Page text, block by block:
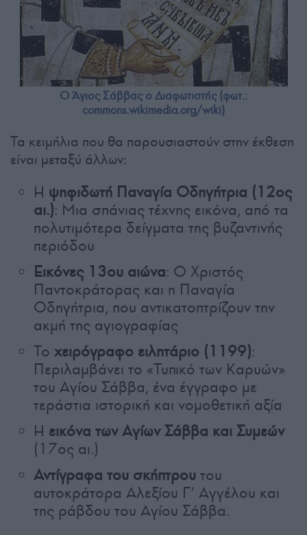
Ο Άγιος Σάββας ο Διαφωτιστής (φωτ.:
commons.wikimedia.org/wiki)
Τα κειμήλια που θα παρουσιαστούν στην έκθεση
είναι μεταξύ άλλων:
Η ψηφιδωτή Παναγία Οδηγήτρια (12ος
αι.): Μια σπάνιας τέχνης εικόνα, από τα
πολυτιμότερα δείγματα της βυζαντινής
περιόδου
Εικόνες 13ου αιώνα: Ο Χριστός
Παντοκράτορας και η Παναγία
Οδηγήτρια, που αντικατοπτρίζουν την
ακμή της αγιογραφίας
Το χειρόγραφο ειλητάριο (1199):
Περιλαμβάνει το «Τυπικό των Καρυών»
του Αγίου Σάββα, ένα έγγραφο με
τεράστια ιστορική και νομοθετική αξία
Η εικόνα των Αγίων Σάββα και Συμεών
(17ος αι.)
Αντίγραφα του σκήπτρου του
αυτοκράτορα Αλεξίου Γ’ Αγγέλου και
της ράβδου του Αγίου Σάββα.